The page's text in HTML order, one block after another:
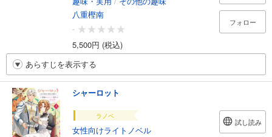
八重樫南
-
5,500円 (税込)
フォロー
あらすじを表示する
シャーロット
ラノベ
女性向けライトノベル
試し読み